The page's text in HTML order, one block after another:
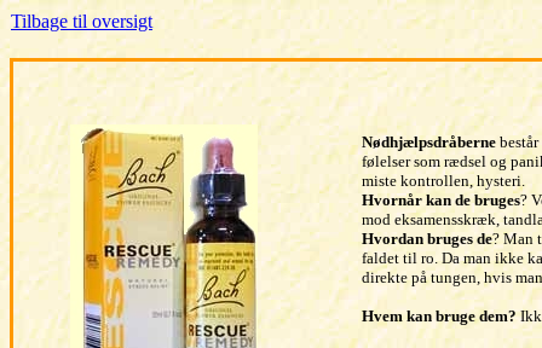
Tilbage til oversigt
Nødhjælpsdråberne
følelser som rædsel og
miste kontrollen, hysteri.
Hvornår kan de bruges?
mod eksamensskræk,
Hvordan bruges de? Man
faldet til ro. Da man ikke
direkte på tungen, hvis
Hvem kan bruge dem?